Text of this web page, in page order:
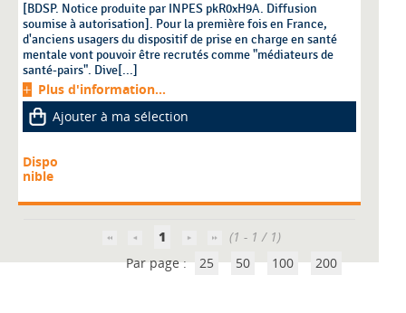
[BDSP. Notice produite par INPES pkR0xH9A. Diffusion
soumise à autorisation]. Pour la première fois en France,
d'anciens usagers du dispositif de prise en charge en santé
mentale vont pouvoir être recrutés comme "médiateurs de
santé-pairs". Dive[...]
Plus d'information...
Ajouter à ma sélection
Dispo
nible
1
(1 - 1 / 1)
Par page : 25 50 100 200